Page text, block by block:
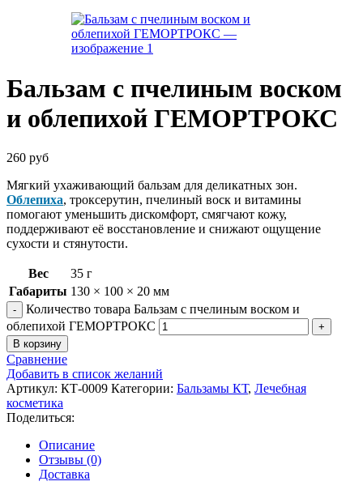
Бальзам с пчелиным воском
и облепихой ГЕМОРТРОКС
260 руб
Мягкий ухаживающий бальзам для деликатных зон.
Облепиха, троксерутин, пчелиный воск и витамины
помогают уменьшить дискомфорт, смягчают кожу,
поддерживают её восстановление и снижают ощущение
сухости и стянутости.
Вес
35 г
Габариты 130 × 100 × 20 мм
Количество товара Бальзам с пчелиным воском и
облепихой ГЕМОРТРОКС
В корзину
Сравнение
Добавить в список желаний
Артикул: КТ-0009 Категории: Бальзамы КТ, Лечебная
косметика
Поделиться:
Описание
Отзывы (0)
Доставка